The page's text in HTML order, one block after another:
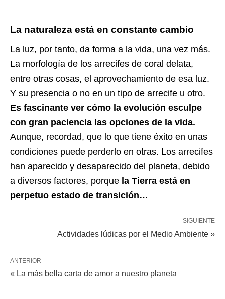
La naturaleza está en constante cambio
La luz, por tanto, da forma a la vida, una vez más.
La morfología de los arrecifes de coral delata,
entre otras cosas, el aprovechamiento de esa luz.
Y su presencia o no en un tipo de arrecife u otro.
Es fascinante ver cómo la evolución esculpe
con gran paciencia las opciones de la vida.
Aunque, recordad, que lo que tiene éxito en unas
condiciones puede perderlo en otras. Los arrecifes
han aparecido y desaparecido del planeta, debido
a diversos factores, porque la Tierra está en
perpetuo estado de transición…
SIGUIENTE
Actividades lúdicas por el Medio Ambiente »
ANTERIOR
« La más bella carta de amor a nuestro planeta